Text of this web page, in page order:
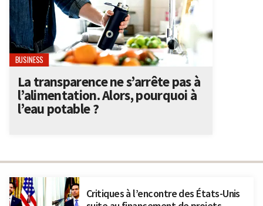
Critiques à l’encontre des États-Unis
BUSINESS
La transparence ne s’arrête pas à
l’alimentation. Alors, pourquoi à
l’eau potable ?